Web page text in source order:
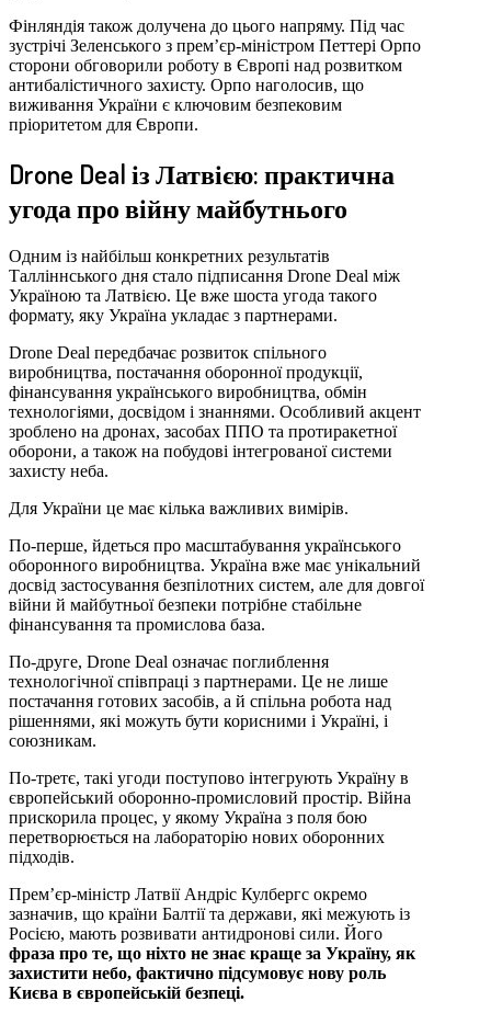
Фінляндія також долучена до цього напряму. Під час
зустрічі Зеленського з прем’єр-міністром Петтері Орпо
сторони обговорили роботу в Європі над розвитком
антибалістичного захисту. Орпо наголосив, що
виживання України є ключовим безпековим
пріоритетом для Європи.
Drone Deal із Латвією: практична
угода про війну майбутнього
Одним із найбільш конкретних результатів
Талліннського дня стало підписання Drone Deal між
Україною та Латвією. Це вже шоста угода такого
формату, яку Україна укладає з партнерами.
Drone Deal передбачає розвиток спільного
виробництва, постачання оборонної продукції,
фінансування українського виробництва, обмін
технологіями, досвідом і знаннями. Особливий акцент
зроблено на дронах, засобах ППО та протиракетної
оборони, а також на побудові інтегрованої системи
захисту неба.
Для України це має кілька важливих вимірів.
По-перше, йдеться про масштабування українського
оборонного виробництва. Україна вже має унікальний
досвід застосування безпілотних систем, але для довгої
війни й майбутньої безпеки потрібне стабільне
фінансування та промислова база.
По-друге, Drone Deal означає поглиблення
технологічної співпраці з партнерами. Це не лише
постачання готових засобів, а й спільна робота над
рішеннями, які можуть бути корисними і Україні, і
союзникам.
По-третє, такі угоди поступово інтегрують Україну в
європейський оборонно-промисловий простір. Війна
прискорила процес, у якому Україна з поля бою
перетворюється на лабораторію нових оборонних
підходів.
Прем’єр-міністр Латвії Андріс Кулбергс окремо
зазначив, що країни Балтії та держави, які межують із
Росією, мають розвивати антидронові сили. Його
фраза про те, що ніхто не знає краще за Україну, як
захистити небо, фактично підсумовує нову роль
Києва в європейській безпеці.